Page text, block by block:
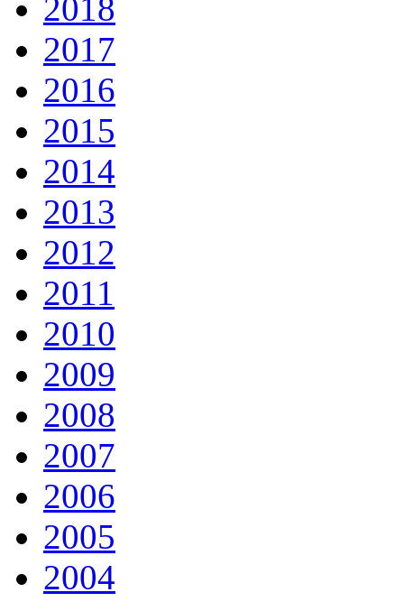
2018
2017
2016
2015
2014
2013
2012
2011
2010
2009
2008
2007
2006
2005
2004